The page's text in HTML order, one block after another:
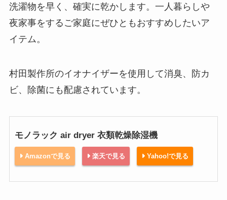
洗濯物を早く、確実に乾かします。一人暮らしや
夜家事をするご家庭にぜひともおすすめしたいア
イテム。
村田製作所のイオナイザーを使用して消臭、防カ
ビ、除菌にも配慮されています。
モノラック air dryer 衣類乾燥除湿機
Amazonで見る 楽天で見る Yahoo!で見る